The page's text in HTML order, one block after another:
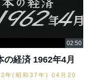
の経済 1962年4月
年(昭和37年) 04月20